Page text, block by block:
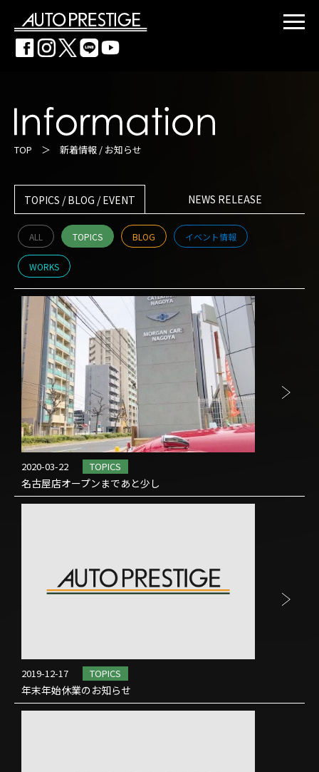
TOP ＞ 新着情報 / お知らせ
TOPICS / BLOG / EVENT NEWS RELEASE
ALL TOPICS BLOG イベント情報
WORKS
2020-03-22 TOPICS
名古屋店オープンまであと少し
2019-12-17 TOPICS
年末年始休業のお知らせ